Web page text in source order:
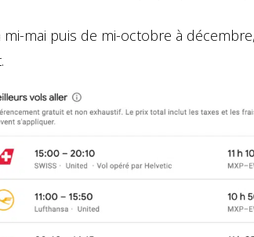
mi-mai puis de mi-octobre à